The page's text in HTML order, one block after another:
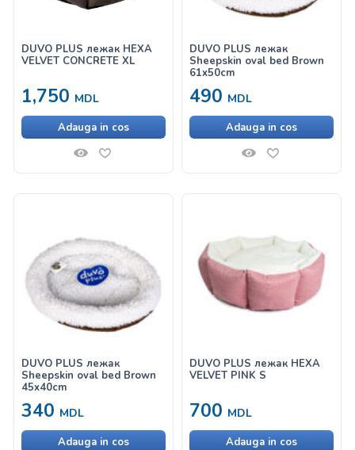
DUVO PLUS лежак HEXA
VELVET CONCRETE XL
1,750 MDL
Adauga in cos
DUVO PLUS лежак
Sheepskin oval bed Brown
61x50cm
490 MDL
Adauga in cos
DUVO PLUS лежак
Sheepskin oval bed Brown
45x40cm
340 MDL
Adauga in cos
DUVO PLUS лежак HEXA
VELVET PINK S
700 MDL
Adauga in cos